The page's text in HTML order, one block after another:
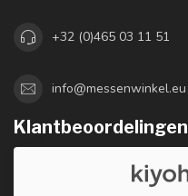
+32 (0)465 03 11 51
info@messenwinkel.eu
Klantbeoordelingen